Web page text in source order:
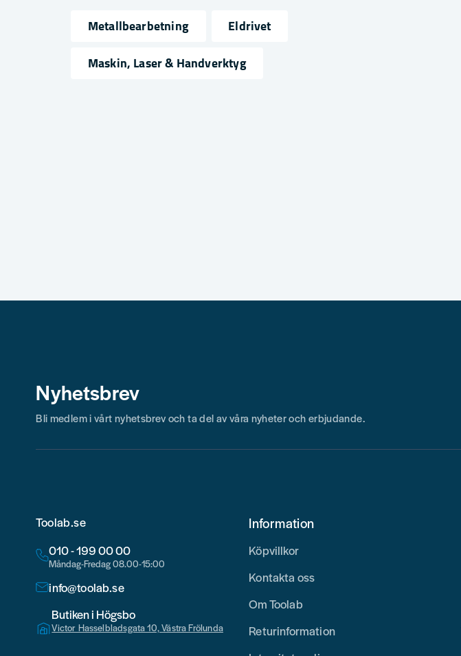
Metallbearbetning
Eldrivet
Maskin, Laser & Handverktyg
Nyhetsbrev
Bli medlem i vårt nyhetsbrev och ta del av våra nyheter och erbjudande.
Toolab.se
010 - 199 00 00
Måndag-Fredag 08.00-15:00
info@toolab.se
Butiken i Högsbo
Victor Hasselbladsgata 10, Västra Frölunda
Information
Köpvillkor
Kontakta oss
Om Toolab
Returinformation